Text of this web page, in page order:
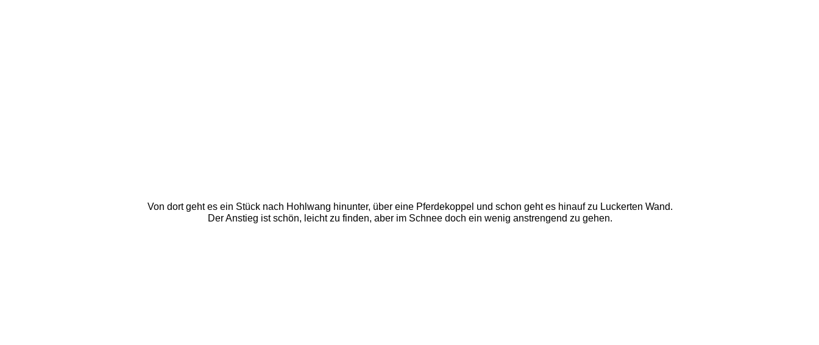
Von dort geht es ein Stück nach Hohlwang hinunter, über eine Pferdekoppel und schon geht es hinauf zu Luckerten Wand.
Der Anstieg ist schön, leicht zu finden, aber im Schnee doch ein wenig anstrengend zu gehen.